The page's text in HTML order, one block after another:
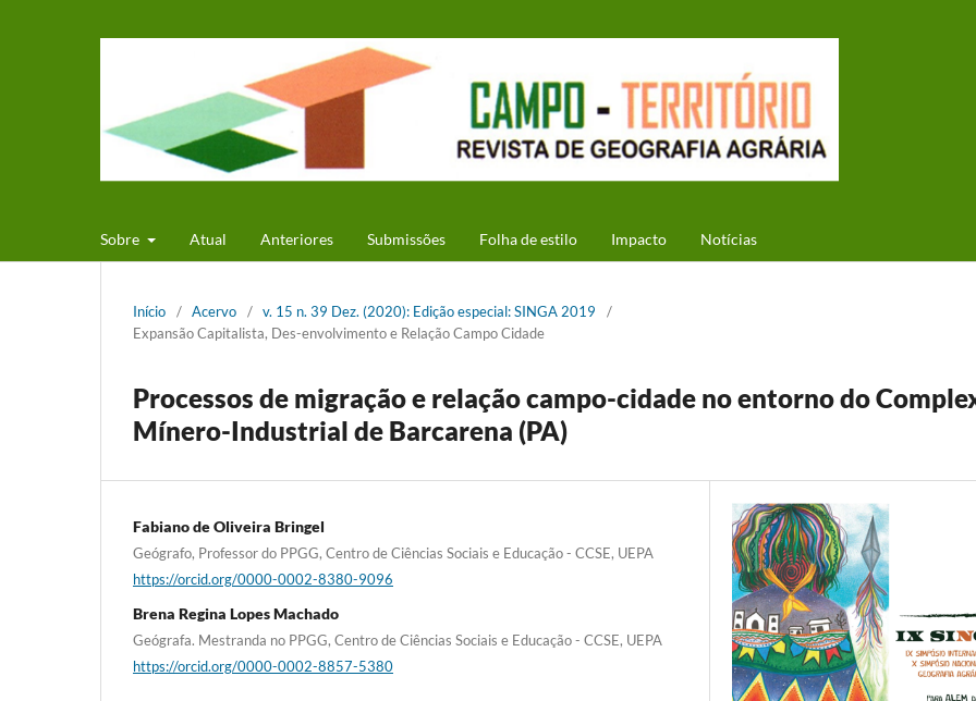
Sobre Atual Anteriores Submissões Folha de estilo Impacto Notícias
Início / Acervo / v. 15 n. 39 Dez. (2020): Edição especial: SINGA 2019
/
Expansão Capitalista, Des-envolvimento e Relação Campo Cidade
Processos de migração e relação campo-cidade no entorno do
Mínero-Industrial de Barcarena (PA)
Fabiano de Oliveira Bringel
Geógrafo, Professor do PPGG, Centro de Ciências Sociais e Educação - CCSE, UEPA
https://orcid.org/0000-0002-8380-9096
Brena Regina Lopes Machado
Geógrafa. Mestranda no PPGG, Centro de Ciências Sociais e Educação - CCSE, UEPA
https://orcid.org/0000-0002-8857-5380